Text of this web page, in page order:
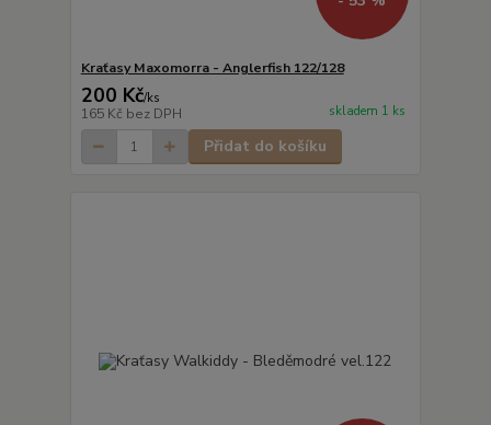
Kraťasy Maxomorra - Anglerfish 122/128
200 Kč/ks
165 Kč bez DPH skladem 1 ks
Přidat do košíku